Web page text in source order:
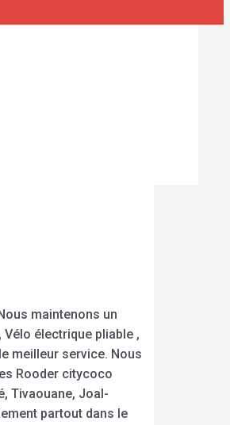
maintenons un
électrique pliable ,
meilleur service. Nous
Rooder citycoco
Tivaouane, Joal-
partout dans le